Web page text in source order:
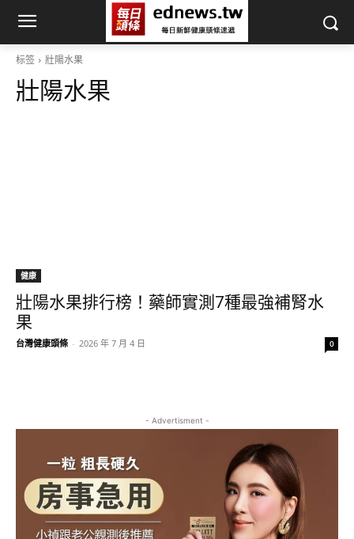
标签 壯陽水果
壯陽水果
健康
壯陽水果排行榜！藥師實測7種最強補腎水
果
台灣健康頭條 - 2026 年 7 月 4 日 0
- Advertisment -